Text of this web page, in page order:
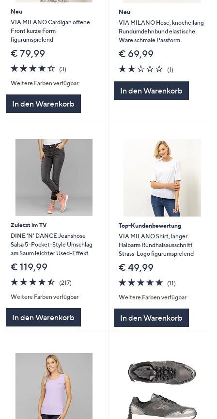
Neu
VIA MILANO Cardigan offene
Front kurze Form
figurumspielend
€ 79,99
4.3
von
5
(3)3
Weitere Farben verfügbar
In den Warenkorb
Neu
VIA MILANO Hose, knöchellang
Rundumdehnbund elastische
Ware schmale Passform
€ 69,99
2.0
von
(1)1
In den Warenkorb
Zuletzt im TV
DINE 'N' DANCE Jeanshose
Salsa 5-Pocket-Style Umschlag
am Saum leichter Used-Effekt
€ 119,99
4.4
von
5
(217)217
Weitere Farben verfügbar
In den Warenkorb
Top-Kundenbewertung
VIA MILANO Shirt, langer
Halbarm Rundhalsausschnitt
Strass-Logo figurumspielend
€ 49,99
4.6
von
5
(11)11
Weitere Farben verfügbar
In den Warenkorb